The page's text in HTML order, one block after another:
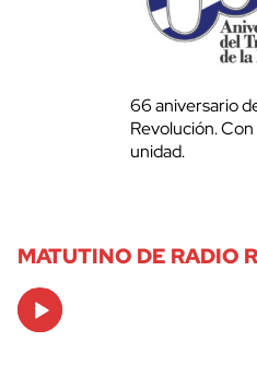
66 aniversario
Revolución.
unidad.
MATUTINO DE RADIO
Audio
Player